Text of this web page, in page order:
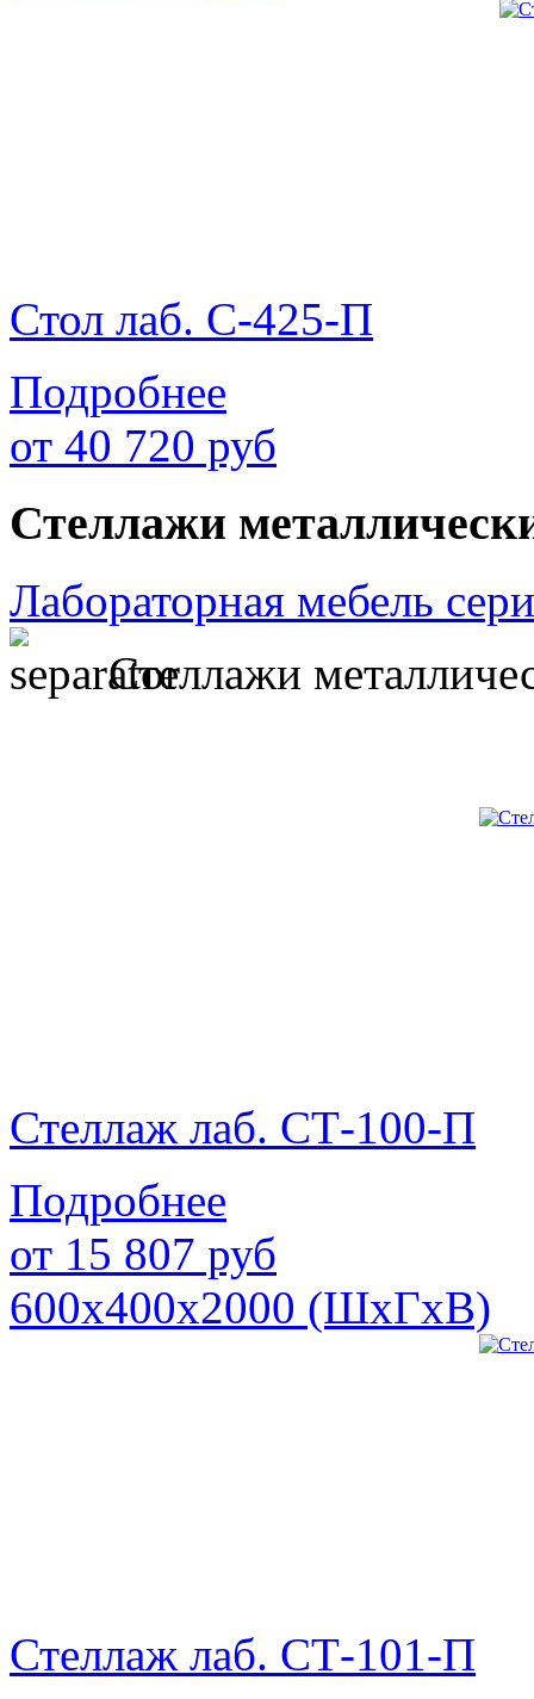
Стол лаб. С-425-П
Подробнее
от 40 720 руб
Стеллажи
Лабораторная мебель
Стеллажи
Стеллаж лаб. СТ-100-П
Подробнее
от 15 807 руб
600х400х2000 (ШхГхВ)
Стеллаж лаб. СТ-101-П